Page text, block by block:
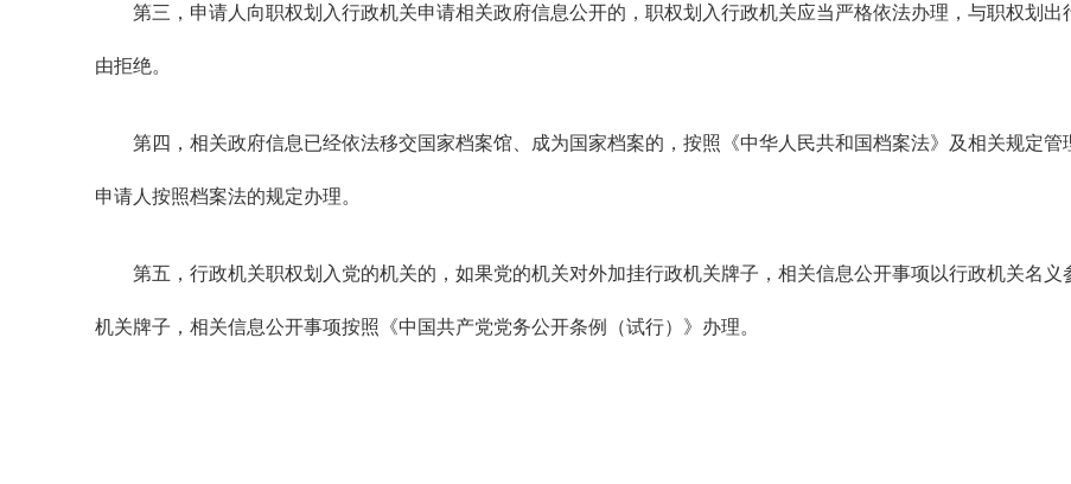
第三，申请人向职权划入行政机关申请相关政府信息公开的，职权划入行政机关应当严格依法办理，与职权划出
由拒绝。
第四，相关政府信息已经依法移交国家档案馆、成为国家档案的，按照《中华人民共和国档案法》及相关规定管
申请人按照档案法的规定办理。
第五，行政机关职权划入党的机关的，如果党的机关对外加挂行政机关牌子，相关信息公开事项以行政机关名义
机关牌子，相关信息公开事项按照《中国共产党党务公开条例（试行）》办理。